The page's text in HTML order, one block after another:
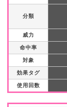
分類
威力
命中率
対象
効果タグ
使用回数